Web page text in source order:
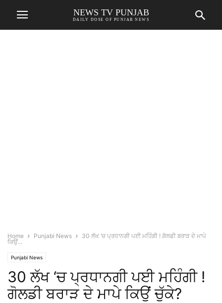
NEWS TV PUNJAB
DAILY DOSE OF PUNJAB NEWS
Home Punjabi News
30 ਲੱਖ ‘ਚ ਪ੍ਰਧਾਨਗੀ ਪਈ ਮਹਿੰਗੀ ! ਗੋਲਡੀ ਬਰਾੜ ਦੇ ਮਾਪੇ
ਕਿਉਂ...
Punjabi News
30 ਲੱਖ ‘ਚ ਪ੍ਰਧਾਨਗੀ ਪਈ ਮਹਿੰਗੀ !
ਗੋਲਡੀ ਬਰਾੜ ਦੇ ਮਾਪੇ ਕਿਉਂ ਚੁੱਕੇ?